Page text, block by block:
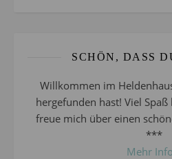
SCHÖN, DASS
Willkommen im
hergefunden hast! Viel
freue mich über einen
***
Mehr